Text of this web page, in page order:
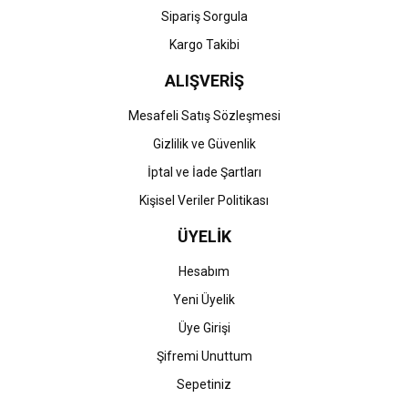
Gönder
Sipariş Sorgula
Kargo Takibi
ALIŞVERİŞ
Mesafeli Satış Sözleşmesi
Gizlilik ve Güvenlik
İptal ve İade Şartları
Kişisel Veriler Politikası
ÜYELİK
Hesabım
Yeni Üyelik
Üye Girişi
Şifremi Unuttum
Sepetiniz